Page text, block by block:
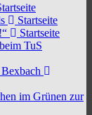
Startseite
Startseite
TuS
im Grünen zur